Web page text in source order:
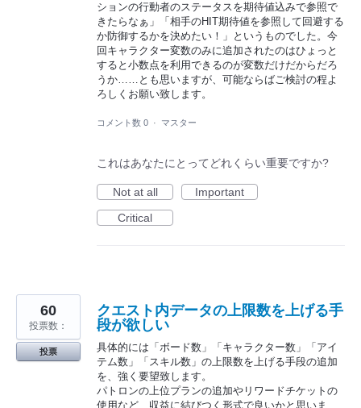
ションの行動者のステータスを期待値込みで参照で
きたらなぁ」「相手のHIT期待値を参照して回避する
か防御するかを決めたい！」というものでした。今
回キャラクター変数のみに追加されたのはひょっと
すると小数点を利用できるのが変数だけだからだろ
うか……とも思いますが、可能ならばご検討の程よ
ろしくお願い致します。
コメント数 0 · マスター
これはあなたにとってどれくらい重要ですか?
Not at all
Important
Critical
クエスト内データの上限数を上げる手
段が欲しい
具体的には「ボード数」「キャラクター数」「アイ
テム数」「スキル数」の上限数を上げる手段の追加
を、強く要望致します。
パトロンの上位プランの追加やリワードチケットの
使用など、収益に結びつく形式で良いかと思いま
60
投票数：
投票